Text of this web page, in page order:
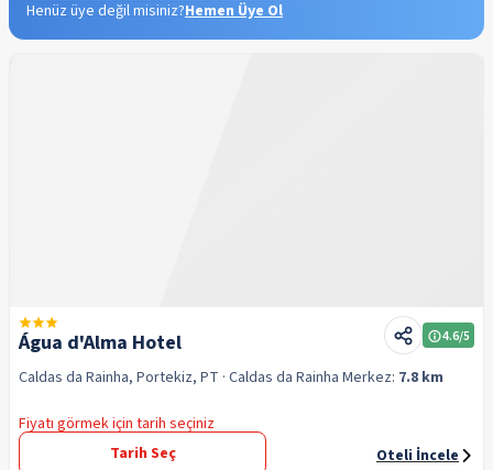
Henüz üye değil misiniz?Hemen Üye Ol
Água d'Alma Hotel 4.6/5
Caldas da Rainha, Portekiz, PT · Caldas da Rainha Merkez: 7.8 km
Fiyatı görmek için tarih seçiniz
Tarih Seç
Oteli İncele